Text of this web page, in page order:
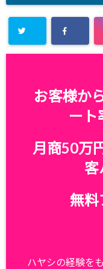
お客様か
ート
月商50万
客
無料
ハヤシの経験を